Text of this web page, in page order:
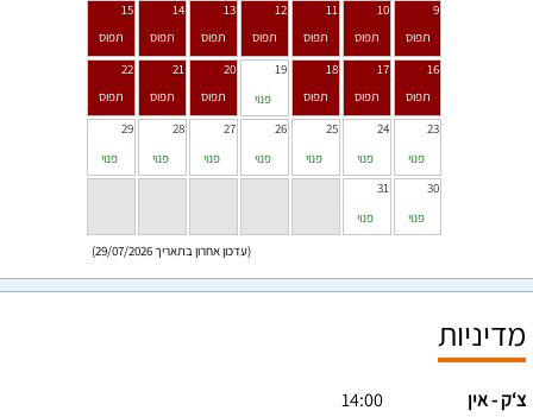
9
10
11
12
13
14
15
16
17
18
19
פנוי
20
21
22
23
פנוי
24
פנוי
25
פנוי
26
פנוי
27
פנוי
28
פנוי
29
פנוי
30
פנוי
31
פנוי
(עדכון אחרון בתאריך 29/07/2026)
מדיניות
צ‘ק - אין 14:00